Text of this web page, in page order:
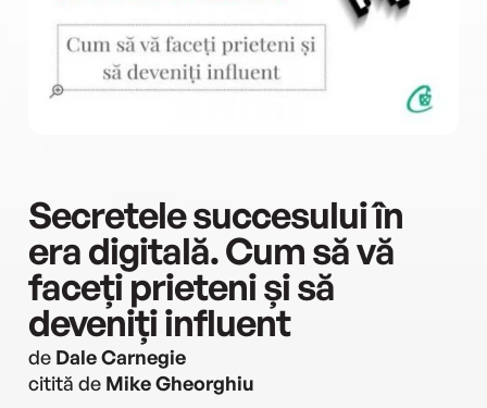
Secretele succesului în
era digitală. Cum să vă
faceți prieteni și să
deveniți influent
de Dale Carnegie
citită de Mike Gheorghiu